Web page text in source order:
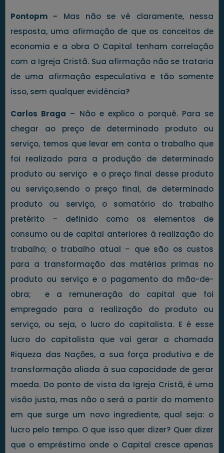
Pontopm – Mas não se vê claramente, nessa
resposta, uma afirmação de que os conceitos de
economia e a obra O Capital tenham correlação
com a Igreja Cristã. Sua afirmação não se trataria
de uma afirmação especulativa e tão somente
isso, sem qualquer evidência?
Carlos Braga – Não e explico o porquê. Para se
chegar ao preço de determinado produto ou
serviço, temos que levar em conta o trabalho que
foi realizado para a produção de determinado
produto ou serviço e o preço final desse produto
ou serviço,sendo o preço final, de determinado
produto ou serviço, o somatório do trabalho
pretérito – definido como os elementos de
consumo ou de capital anteriores à realização do
trabalho; o trabalho atual – que são os custos
para a transformação das matérias primas no
produto ou serviço e o pagamento da mão-de-
obra; e a remuneração do capital que foi
empregado para a realização do produto ou
serviço, ou seja, o lucro do capitalista. E é esse
lucro do capitalista que vai gerar a chamada
Riqueza das Nações, a sua força produtiva e de
transformação aliada à sua capacidade de gerar
moeda. Do ponto de vista da Igreja Cristã, é uma
visão justa, mas não o será a partir do momento
em que surge um novo ingrediente, qual seja: o
lucro pelo tempo. O que isso quer dizer? Quer dizer
que o empréstimo onde o Capital cresce apenas